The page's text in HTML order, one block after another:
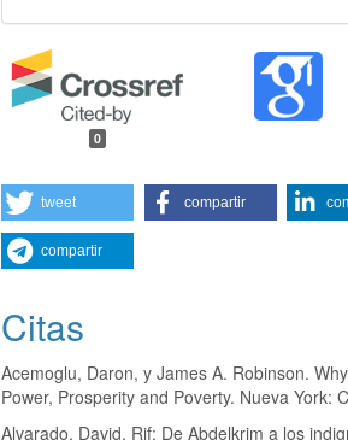
0
tweet compartir
compartir
Citas
Acemoglu, Daron, y James A. Robinson.
Power, Prosperity and Poverty. Nueva York:
Alvarado, David. Rif: De Abdelkrim a los